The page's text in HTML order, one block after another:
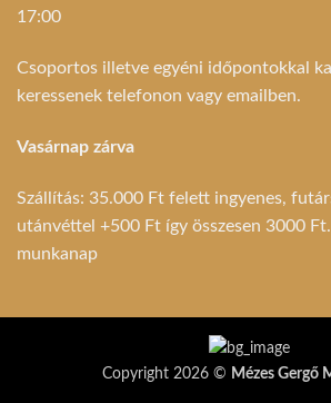
17:00
Csoportos illetve egyéni időpontokkal
keressenek telefonon vagy emailben.
Vasárnap zárva
Szállítás: 35.000 Ft felett ingyenes,
utánvéttel +500 Ft így összesen 3000
munkanap
Copyright 2026 © Mézes Gergő